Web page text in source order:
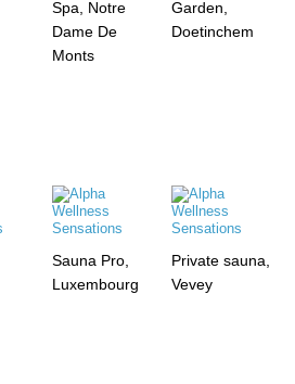
Spa, Notre
Dame De
Monts
Garden,
Doetinchem
Sauna Pro,
Luxembourg
Private sauna,
Vevey